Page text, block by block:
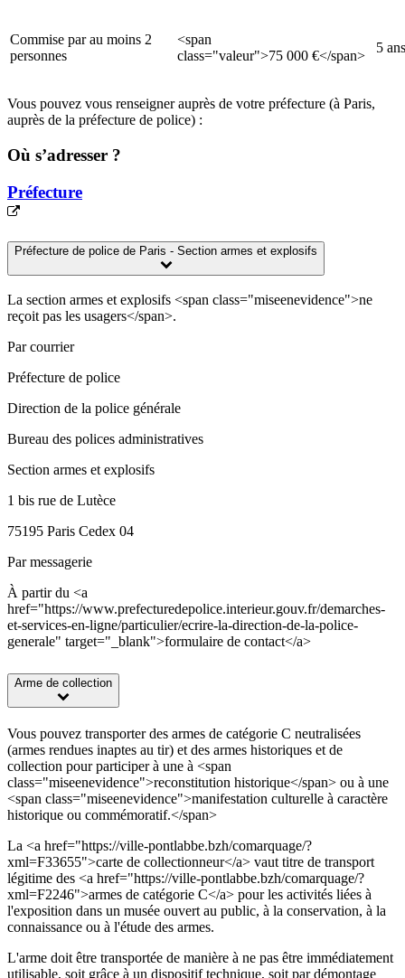
Commise par au moins 2
personnes
<span
class="valeur">75 000 €</span>
5 ans
Vous pouvez vous renseigner auprès de votre préfecture (à Paris,
auprès de la préfecture de police) :
Où s’adresser ?
Préfecture
Préfecture de police de Paris - Section armes et explosifs
La section armes et explosifs <span class="miseenevidence">ne
reçoit pas les usagers</span>.
Par courrier
Préfecture de police
Direction de la police générale
Bureau des polices administratives
Section armes et explosifs
1 bis rue de Lutèce
75195 Paris Cedex 04
Par messagerie
À partir du <a
href="https://www.prefecturedepolice.interieur.gouv.fr/demarches-
et-services-en-ligne/particulier/ecrire-la-direction-de-la-police-
generale" target="_blank">formulaire de contact</a>
Arme de collection
Vous pouvez transporter des armes de catégorie C neutralisées
(armes rendues inaptes au tir) et des armes historiques et de
collection pour participer à une à <span
class="miseenevidence">reconstitution historique</span> ou à une
<span class="miseenevidence">manifestation culturelle à caractère
historique ou commémoratif.</span>
La <a href="https://ville-pontlabbe.bzh/comarquage/?
xml=F33655">carte de collectionneur</a> vaut titre de transport
légitime des <a href="https://ville-pontlabbe.bzh/comarquage/?
xml=F2246">armes de catégorie C</a> pour les activités liées à
l'exposition dans un musée ouvert au public, à la conservation, à la
connaissance ou à l'étude des armes.
L'arme doit être transportée de manière à ne pas être immédiatement
utilisable, soit grâce à un dispositif technique, soit par démontage